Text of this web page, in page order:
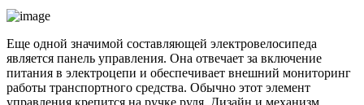
Еще одной значимой составляющей электровелосипеда
является панель управления. Она отвечает за включение
питания в электроцепи и обеспечивает внешний мониторинг
работы транспортного средства. Обычно этот элемент
управления крепится на ручке руля. Дизайн и механизм